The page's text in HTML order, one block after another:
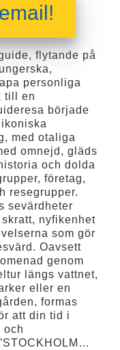
flytande på
personliga
till en
började
med otaliga
omnejd, gläds
och dolda
företag,
resegrupper.
sevärdheter
nyfikenhet
som gör
Oavsett
genom
längs vattnet,
eller en
formas
att din tid i
och